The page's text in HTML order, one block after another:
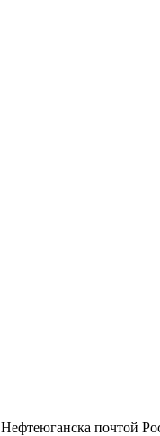
почтой